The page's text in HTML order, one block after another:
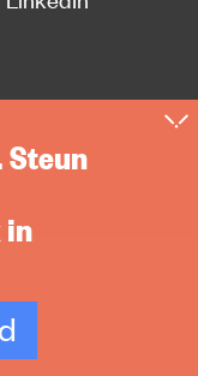
Steun
in